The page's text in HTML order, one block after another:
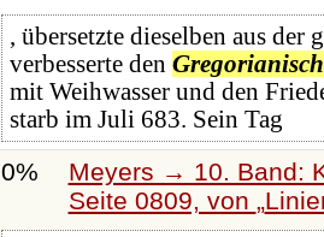
, übersetzte dieselben aus der
verbesserte den
mit Weihwasser und den
starb im Juli 683. Sein Tag
0%
Meyers → 10. Band:
Seite 0809, von